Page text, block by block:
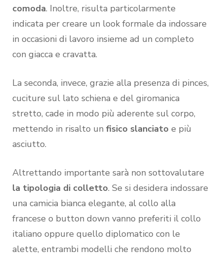
comoda. Inoltre, risulta particolarmente
indicata per creare un look formale da indossare
in occasioni di lavoro insieme ad un completo
con giacca e cravatta.
La seconda, invece, grazie alla presenza di pinces,
cuciture sul lato schiena e del giromanica
stretto, cade in modo più aderente sul corpo,
mettendo in risalto un fisico slanciato e più
asciutto.
Altrettando importante sarà non sottovalutare
la tipologia di colletto. Se si desidera indossare
una camicia bianca elegante, al collo alla
francese o button down vanno preferiti il collo
italiano oppure quello diplomatico con le
alette, entrambi modelli che rendono molto